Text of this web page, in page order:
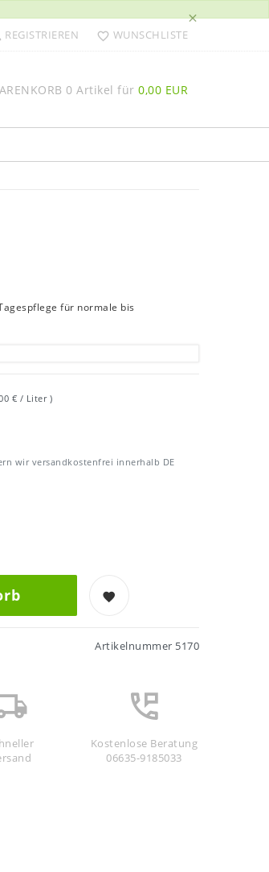
×
REGISTRIEREN WUNSCHLISTE
0 Artikel für 0,00 EUR
für normale bis
€ / Liter )
wir versandkostenfrei innerhalb DE
Artikelnummer 5170
Kostenlose Beratung
06635-9185033